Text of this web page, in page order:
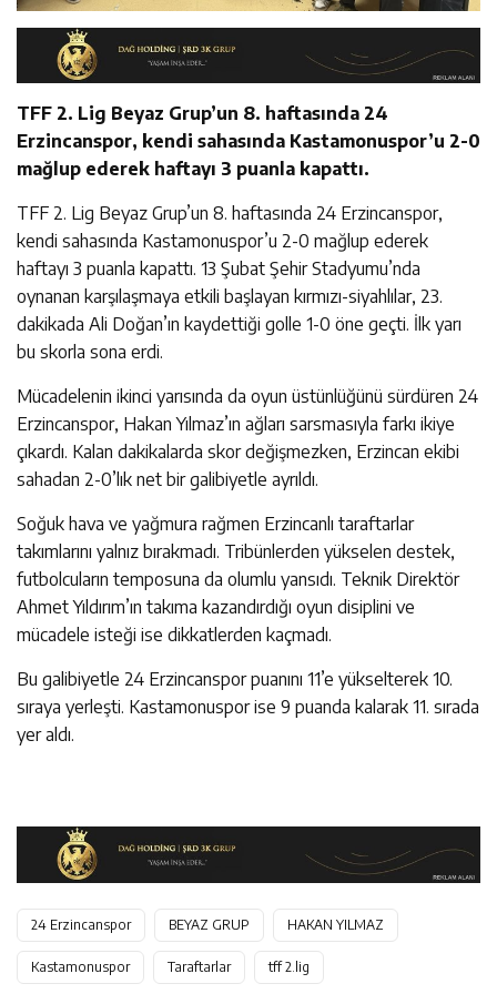
TFF 2. Lig Beyaz Grup’un 8. haftasında 24
Erzincanspor, kendi sahasında Kastamonuspor’u 2-0
mağlup ederek haftayı 3 puanla kapattı.
TFF 2. Lig Beyaz Grup’un 8. haftasında 24 Erzincanspor,
kendi sahasında Kastamonuspor’u 2-0 mağlup ederek
haftayı 3 puanla kapattı. 13 Şubat Şehir Stadyumu’nda
oynanan karşılaşmaya etkili başlayan kırmızı-siyahlılar, 23.
dakikada Ali Doğan’ın kaydettiği golle 1-0 öne geçti. İlk yarı
bu skorla sona erdi.
Mücadelenin ikinci yarısında da oyun üstünlüğünü sürdüren 24
Erzincanspor, Hakan Yılmaz’ın ağları sarsmasıyla farkı ikiye
çıkardı. Kalan dakikalarda skor değişmezken, Erzincan ekibi
sahadan 2-0’lık net bir galibiyetle ayrıldı.
Soğuk hava ve yağmura rağmen Erzincanlı taraftarlar
takımlarını yalnız bırakmadı. Tribünlerden yükselen destek,
futbolcuların temposuna da olumlu yansıdı. Teknik Direktör
Ahmet Yıldırım’ın takıma kazandırdığı oyun disiplini ve
mücadele isteği ise dikkatlerden kaçmadı.
Bu galibiyetle 24 Erzincanspor puanını 11’e yükselterek 10.
sıraya yerleşti. Kastamonuspor ise 9 puanda kalarak 11. sırada
yer aldı.
24 Erzincanspor BEYAZ GRUP HAKAN YILMAZ
Kastamonuspor Taraftarlar tff 2.lig